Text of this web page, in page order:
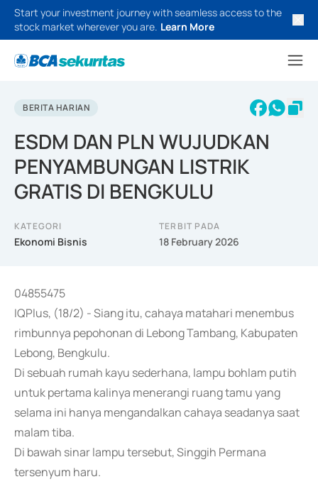
Start your investment journey with seamless access to the
stock market wherever you are. Learn More
BERITA HARIAN
ESDM DAN PLN WUJUDKAN
PENYAMBUNGAN LISTRIK
GRATIS DI BENGKULU
KATEGORI
Ekonomi Bisnis
TERBIT PADA
18 February 2026
04855475
IQPlus, (18/2) - Siang itu, cahaya matahari menembus
rimbunnya pepohonan di Lebong Tambang, Kabupaten
Lebong, Bengkulu.
Di sebuah rumah kayu sederhana, lampu bohlam putih
untuk pertama kalinya menerangi ruang tamu yang
selama ini hanya mengandalkan cahaya seadanya saat
malam tiba.
Di bawah sinar lampu tersebut, Singgih Permana
tersenyum haru.